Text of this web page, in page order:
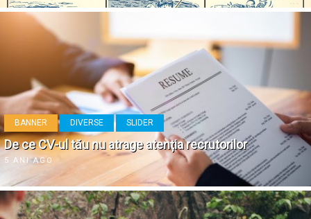
BANNER DIVERSE SLIDER
De ce CV-ul tău nu atrage atenția recrutorilor
5 ANI AGO